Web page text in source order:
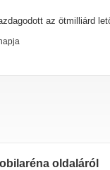
az ötmilliárd
oldaláról